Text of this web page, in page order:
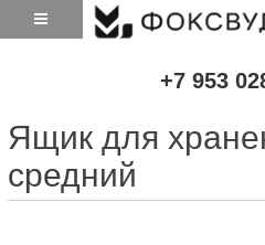
+7 953
Ящик для
средний